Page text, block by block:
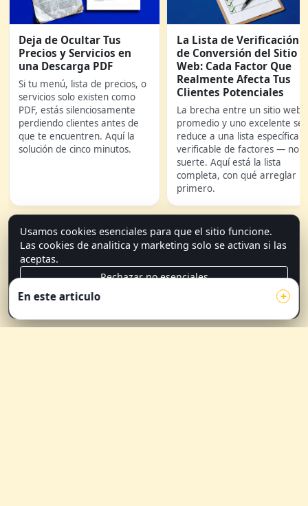
En este articulo
Deja de Ocultar Tus
Precios y Servicios en
una Descarga PDF
Si tu menú, lista de precios, o
servicios solo existen como
PDF, estás silenciosamente
perdiendo clientes antes de
que te encuentren. Aquí la
solución de cinco minutos.
La Lista de Verificación
de Conversión del Sitio
Web: Cada Factor Que
Realmente Afecta Tus
Clientes Potenciales
La brecha entre un sitio web
promedio y uno excelente se
reduce a una lista específica y
verificable de factores — no
suerte. Aquí está la lista
completa, con qué arreglar
primero.
Usamos cookies esenciales para que el sitio funcione.
Las cookies de analitica y marketing solo se activan si las
aceptas.
Rechazar no esenciales